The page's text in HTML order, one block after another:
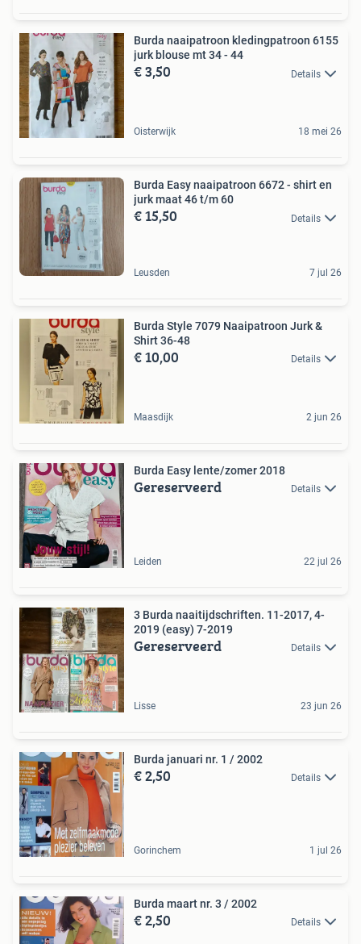
Burda naaipatroon kledingpatroon 6155
jurk blouse mt 34 - 44
€ 3,50 Details
Oisterwijk 18 mei 26
Burda Easy naaipatroon 6672 - shirt en
jurk maat 46 t/m 60
€ 15,50 Details
Leusden 7 jul 26
Burda Style 7079 Naaipatroon Jurk &
Shirt 36-48
€ 10,00 Details
Maasdijk 2 jun 26
Burda Easy lente/zomer 2018
Gereserveerd Details
Leiden 22 jul 26
3 Burda naaitijdschriften. 11-2017, 4-
2019 (easy) 7-2019
Gereserveerd Details
Lisse 23 jun 26
Burda januari nr. 1 / 2002
€ 2,50 Details
Gorinchem 1 jul 26
Burda maart nr. 3 / 2002
€ 2,50 Details